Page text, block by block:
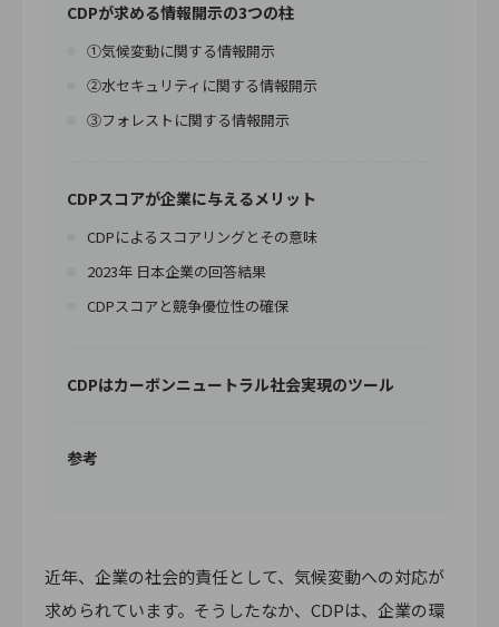
CDPが求める情報開示の3つの柱
①気候変動に関する情報開示
②水セキュリティに関する情報開示
③フォレストに関する情報開示
CDPスコアが企業に与えるメリット
CDPによるスコアリングとその意味
2023年 日本企業の回答結果
CDPスコアと競争優位性の確保
CDPはカーボンニュートラル社会実現のツール
参考
近年、企業の社会的責任として、気候変動への対応が
求められています。そうしたなか、CDPは、企業の環